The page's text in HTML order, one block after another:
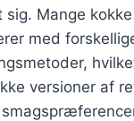
sig. Mange kokke
med
versioner af